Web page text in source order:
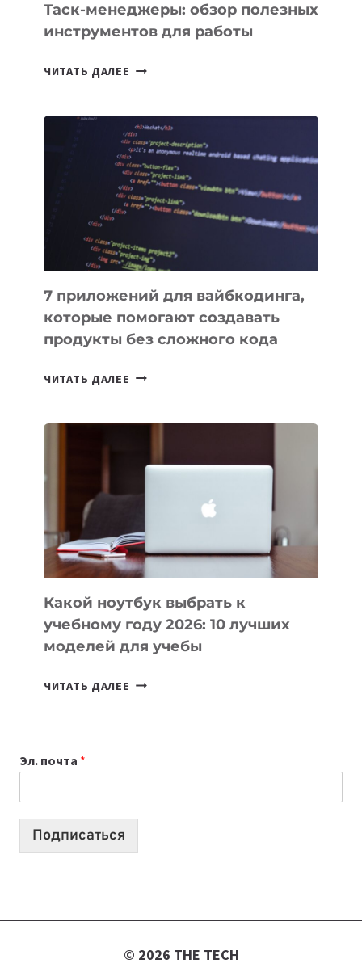
Таск-менеджеры: обзор полезных
инструментов для работы
ЧИТАТЬ ДАЛЕЕ ТАСК-
ПОЛЕЗНЫХ
ИНСТРУМЕНТОВ
ДЛЯ
РАБОТЫ
7 приложений для вайбкодинга,
которые помогают создавать
продукты без сложного кода
ЧИТАТЬ ДАЛЕЕ
ПОМОГАЮТ
СОЗДАВАТЬ
БЕЗ
СЛОЖНОГО
КОДА
Какой ноутбук выбрать к
учебному году 2026: 10 лучших
моделей для учебы
ЧИТАТЬ ДАЛЕЕ КАКОЙ
2026:
10
Эл. почта *
Подписаться
© 2026 THE TECH